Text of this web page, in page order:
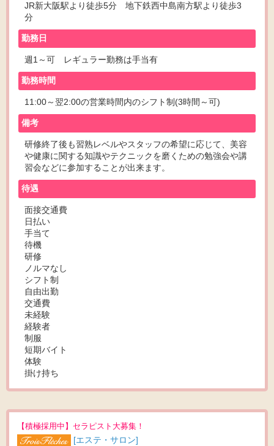
JR新大阪駅より徒歩5分 地下鉄西中島南方駅より徒歩3
分
勤務日
週1～可 レギュラー勤務は手当有
勤務時間
11:00～翌2:00の営業時間内のシフト制(3時間～可)
備考
研修終了後も習熟レベルやスタッフの希望に応じて、美容
や健康に関する知識やテクニックを磨くための勉強会や講
習会などに参加することが出来ます。
待遇
面接交通費
日払い
手当て
待機
研修
ノルマなし
シフト制
自由出勤
交通費
未経験
経験者
制服
短期バイト
体験
掛け持ち
【積極採用中】セラピスト大募集！
[エステ・サロン]